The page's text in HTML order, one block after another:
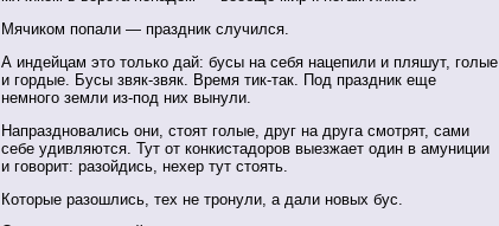
Мячиком попали — праздник случился.
А индейцам это только дай: бусы на себя нацепили и пляшут, голые
и гордые. Бусы звяк-звяк. Время тик-так. Под праздник еще
немного земли из-под них вынули.
Напраздновались они, стоят голые, друг на друга смотрят, сами
себе удивляются. Тут от конкистадоров выезжает один в амуниции
и говорит: разойдись, нехер тут стоять.
Которые разошлись, тех не тронули, а дали новых бус.